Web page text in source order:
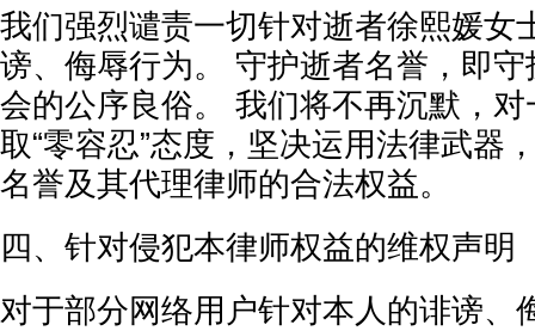
我们强烈谴责一切针对逝者徐熙媛女
谤、侮辱行为。 守护逝者名誉，即
会的公序良俗。 我们将不再沉默，
取“零容忍”态度，坚决运用法律武器
名誉及其代理律师的合法权益。
四、针对侵犯本律师权益的维权声明
对于部分网络用户针对本人的诽谤、